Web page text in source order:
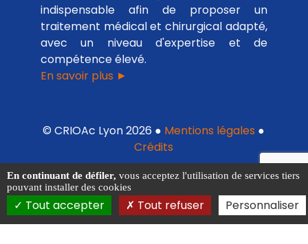
indispensable afin de proposer un
traitement médical et chirurgical adapté,
avec un niveau d'expertise et de
compétence élevé.
En savoir plus ►
© CRIOAc Lyon 2026 ● Mentions légales ●
Crédits
En continuant de défiler, vous acceptez l'utilisation de services tiers
pouvant installer des cookies
Tout accepter Tout refuser Personnaliser